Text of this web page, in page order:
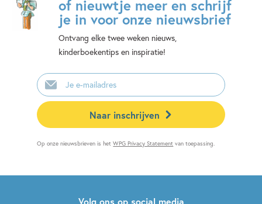
of nieuwtje meer en schrijf
je in voor onze nieuwsbrief
Ontvang elke twee weken nieuws,
kinderboekentips en inspiratie!
E-
mailadres
Naar inschrijven
Op onze nieuwsbrieven is hetWPG Privacy Statement van toepassing.
Volg ons op social media